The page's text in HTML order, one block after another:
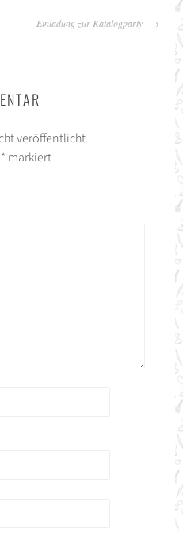
Einladung zur Katalogparty
veröffentlicht.
* markiert